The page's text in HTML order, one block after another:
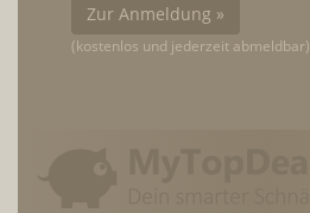
Zur Anmeldung »
(kostenlos und jederzeit abmeldbar)